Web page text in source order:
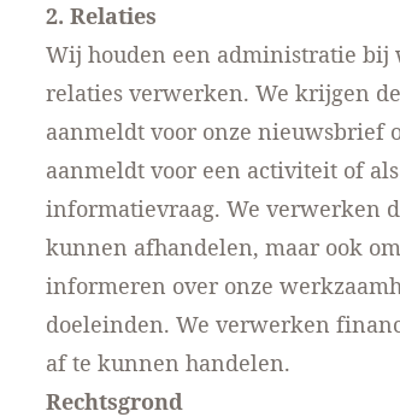
2. Relaties
Wij houden een administratie bij
relaties verwerken. We krijgen
aanmeldt voor onze nieuwsbrief
aanmeldt voor een activiteit of
informatievraag. We verwerken
kunnen afhandelen, maar ook
informeren over onze
doeleinden. We verwerken
af te kunnen handelen.
Rechtsgrond